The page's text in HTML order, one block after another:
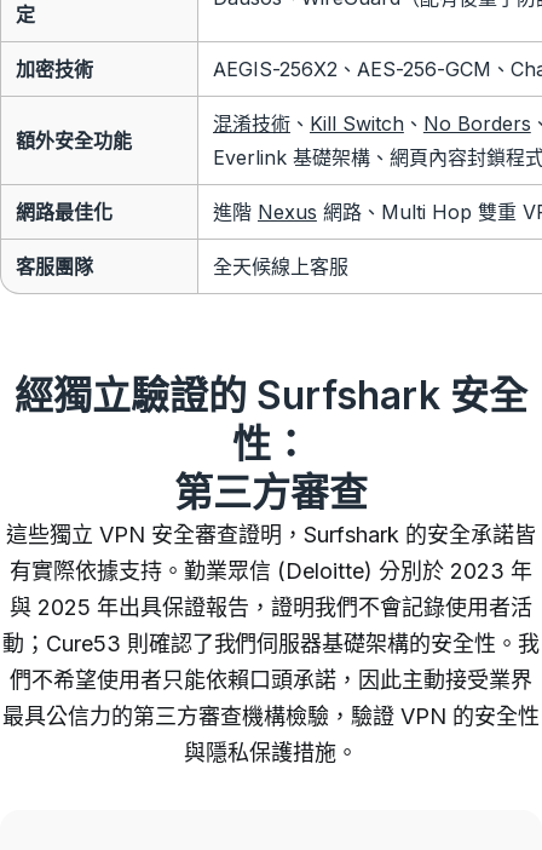
定
加密技術 AEGIS-256X2、AES-256-GCM、
額外安全功能
混淆技術、 Kill Switch、 No Borders
Everlink 基礎架構、網頁內容封鎖程
網路最佳化 進階 Nexus 網路、Multi Hop 雙重
客服團隊 全天候線上客服
經獨立驗證的 Surfshark 安全
性：
第三方審查
這些獨立 VPN 安全審查證明，Surfshark 的安全承諾皆
有實際依據支持。勤業眾信 (Deloitte) 分別於 2023 年
與 2025 年出具保證報告，證明我們不會記錄使用者活
動；Cure53 則確認了我們伺服器基礎架構的安全性。我
們不希望使用者只能依賴口頭承諾，因此主動接受業界
最具公信力的第三方審查機構檢驗，驗證 VPN 的安全性
與隱私保護措施。